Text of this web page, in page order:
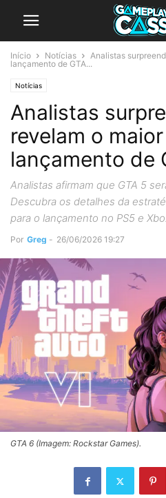
Início Notícias
Analistas
lançamento de GTA...
Notícias
Analistas
revelam o
lançamento de
Analistas afirmam que GTA 5
Descubra os detalhes da
para o lançamento no PS5 e
Por Greg - 26/06/2026 19:27
GTA 6 (Imagem: Rockstar Games).